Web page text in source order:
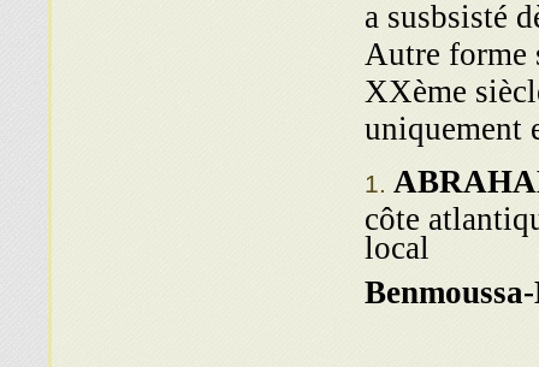
a susbsisté
Autre
XXème
uniquement
côte
local